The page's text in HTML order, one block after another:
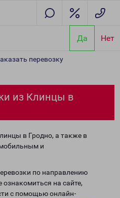
Да Нет
перевозку
из Клинцы в
в Гродно, а также в
и
по направлению
на сайте,
с помощью онлайн-